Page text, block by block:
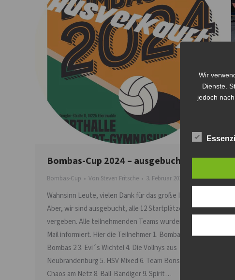
Bombas-Cup 2024 – ausgebucht!!!
Bombas-Cup Von Steven Fritsche 3. Februar 2024
Wahnsinn Leute, vielen Dank für das große Interesse.
Aber, wir sind ausgebucht, alle 12 Startplätze sind
vergeben. Alle teilnehmenden Teams wurden per E-
Mail informiert. Hier die Teilnehmer 1. Bombas 1 2.
Bombas 2 3. Evi´s Wichtel 4. Die Vollnys aus
Neubrandenburg 5. HSV Mixed 6. Team Bonsai 7.
Chaos am Netz 8. Ball-Bändiger 9. Spirit…
Wir
Dienste.
jedoch